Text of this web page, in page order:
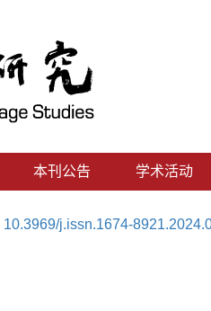
本刊公告 学术活动
10.3969/j.issn.1674-